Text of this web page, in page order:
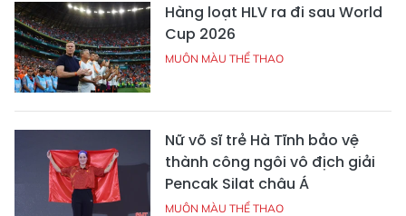
Hàng loạt HLV ra đi sau World
Cup 2026
MUÔN MÀU THỂ THAO
Nữ võ sĩ trẻ Hà Tĩnh bảo vệ
thành công ngôi vô địch giải
Pencak Silat châu Á
MUÔN MÀU THỂ THAO